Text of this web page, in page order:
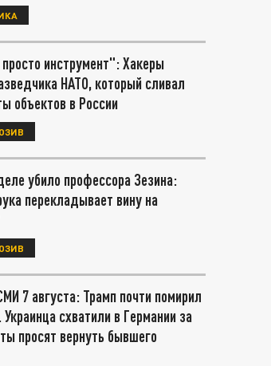
инструмент": Хакеры
НАТО, который сливал
объектов в России
убило профессора Зезина:
перекладывает вину на
7 августа: Трамп почти помирил
схватили в Германии за
просят вернуть бывшего